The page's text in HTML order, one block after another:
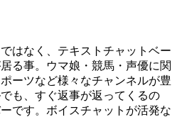
はなく、テキストチャットベー
る事。ウマ娘・競馬・声優に関
ーツなど様々なチャンネルが豊
も、すぐ返事が返ってくるの
です。ボイスチャットが活発な